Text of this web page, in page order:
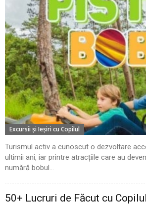
Excursii şi Ieşiri cu Copilul
Turismul activ a cunoscut o dezvoltare
ultimii ani, iar printre atracțiile care au
numără bobul...
50+ Lucruri de Făcut cu